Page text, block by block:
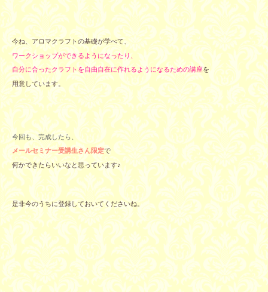
今ね、アロマクラフトの基礎が学べて、
ワークショップができるようになったり、
自分に合ったクラフトを自由自在に作れるようになるための講座を
用意しています。
今回も、完成したら、
メールセミナー受講生さん限定で
何かできたらいいなと思っています♪
是非今のうちに登録しておいてくださいね。